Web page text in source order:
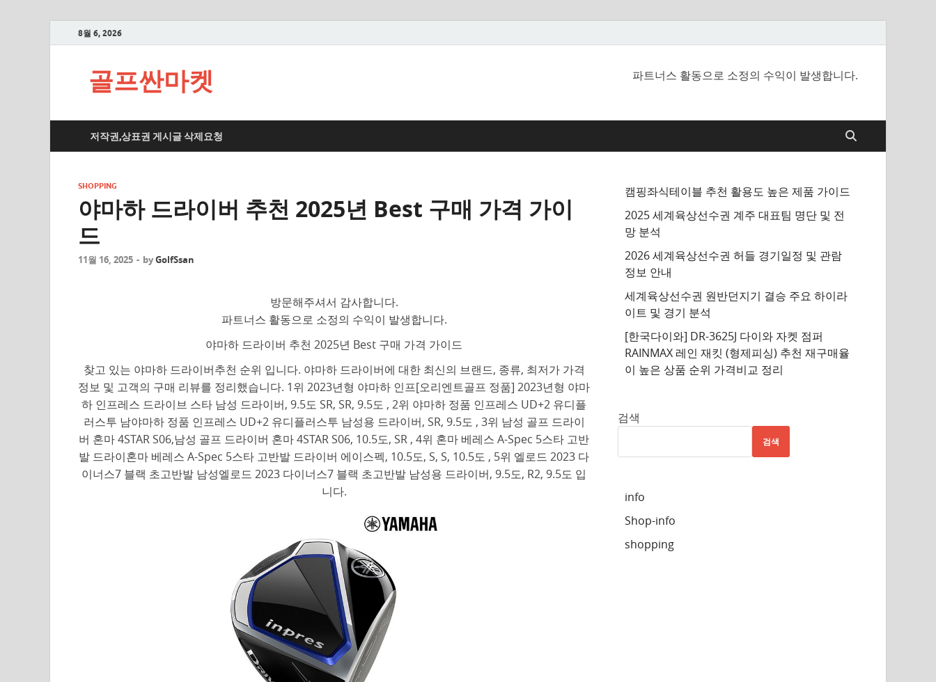
8월 6, 2026
골프싼마켓 파트너스 활동으로 소정의 수익이 발생합니다.
저작권,상표권 게시글 삭제요청
SHOPPING
야마하 드라이버 추천 2025년 Best 구매 가격 가이
드
11월 16, 2025 - byGolfSsan
방문해주셔서 감사합니다.
파트너스 활동으로 소정의 수익이 발생합니다.
야마하 드라이버 추천 2025년 Best 구매 가격 가이드
찾고 있는 야마하 드라이버추천 순위 입니다. 야마하 드라이버에 대한 최신의 브랜드, 종류, 최저가 가격
정보 및 고객의 구매 리뷰를 정리했습니다. 1위 2023년형 야마하 인프[오리엔트골프 정품] 2023년형 야마
하 인프레스 드라이브 스타 남성 드라이버, 9.5도 SR, SR, 9.5도 , 2위 야마하 정품 인프레스 UD+2 유디플
러스투 남야마하 정품 인프레스 UD+2 유디플러스투 남성용 드라이버, SR, 9.5도 , 3위 남성 골프 드라이
버 혼마 4STAR S06,남성 골프 드라이버 혼마 4STAR S06, 10.5도, SR , 4위 혼마 베레스 A-Spec 5스타 고반
발 드라이혼마 베레스 A-Spec 5스타 고반발 드라이버 에이스펙, 10.5도, S, S, 10.5도 , 5위 엘로드 2023 다
이너스7 블랙 초고반발 남성엘로드 2023 다이너스7 블랙 초고반발 남성용 드라이버, 9.5도, R2, 9.5도 입
니다.
캠핑좌식테이블 추천 활용도 높은 제품 가이드
2025 세계육상선수권 계주 대표팀 명단 및 전
망 분석
2026 세계육상선수권 허들 경기일정 및 관람
정보 안내
세계육상선수권 원반던지기 결승 주요 하이라
이트 및 경기 분석
[한국다이와] DR-3625J 다이와 자켓 점퍼
RAINMAX 레인 재킷 (형제피싱) 추천 재구매율
이 높은 상품 순위 가격비교 정리
검색
검색
info
Shop-info
shopping